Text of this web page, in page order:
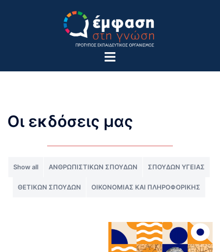
Οι εκδόσεις μας
Show all ΑΝΘΡΩΠΙΣΤΙΚΩΝ ΣΠΟΥΔΩΝ ΣΠΟΥΔΩΝ ΥΓΕΙΑΣ
ΘΕΤΙΚΩΝ ΣΠΟΥΔΩΝ ΟΙΚΟΝΟΜΙΑΣ ΚΑΙ ΠΛΗΡΟΦΟΡΙΚΗΣ